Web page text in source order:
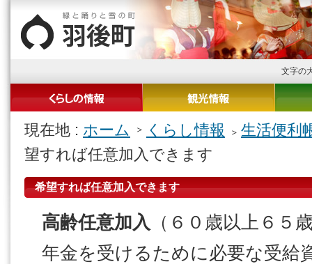
文字の
現在地 : ホーム くらし情報
生活便利
望すれば任意加入できます
希望すれば任意加入できます
高齢任意加入
（６０歳以上６５
年金を受けるために必要な受給